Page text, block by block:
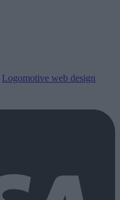
Logomotive web design